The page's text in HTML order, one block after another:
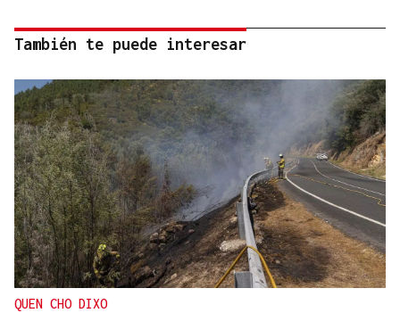
También te puede interesar
QUEN CHO DIXO